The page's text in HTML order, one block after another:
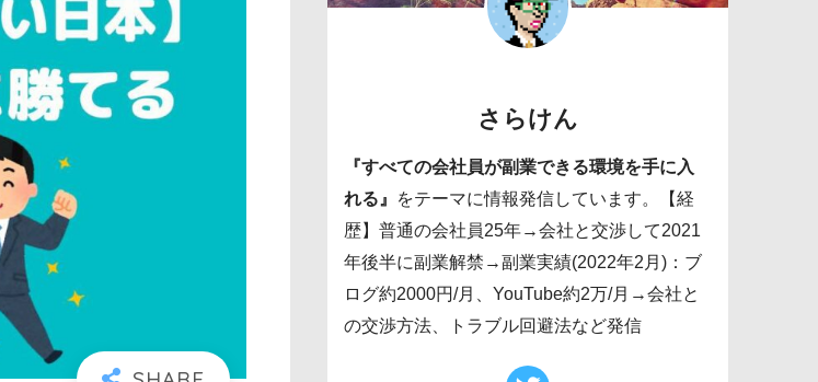
さらけん
『すべての会社員が副業できる環境を手に入
れる』
をテーマに情報発信しています。【経
歴】普通の会社員25年→会社と交渉して2021
年後半に副業解禁→副業実績(2022年2月)：ブ
ログ約2000円/月、YouTube約2万/月→会社と
の交渉方法、トラブル回避法など発信